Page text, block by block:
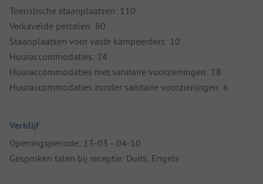
Toeristische staanplaatsen: 110
Verkavelde percelen: 80
Staanplaatsen voor vaste kampeerders: 10
Huuraccommodaties: 24
Huuraccommodaties met sanitaire voorzieningen: 18
Huuraccommodaties zonder sanitaire voorzieningen: 6
Verblijf
Openingsperiode: 13-03 - 04-10
Gesproken talen bij receptie: Duits, Engels